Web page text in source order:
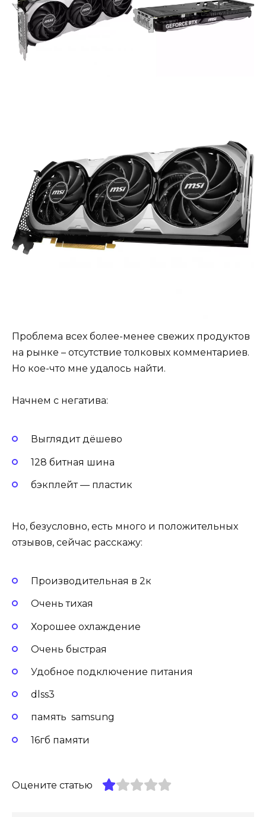
Проблема всех более-менее свежих продуктов
на рынке – отсутствие толковых комментариев.
Но кое-что мне удалось найти.
Начнем с негатива:
Выглядит дёшево
128 битная шина
бэкплейт — пластик
Но, безусловно, есть много и положительных
отзывов, сейчас расскажу:
Производительная в 2к
Очень тихая
Хорошее охлаждение
Очень быстрая
Удобное подключение питания
dlss3
память samsung
16гб памяти
Оцените статью